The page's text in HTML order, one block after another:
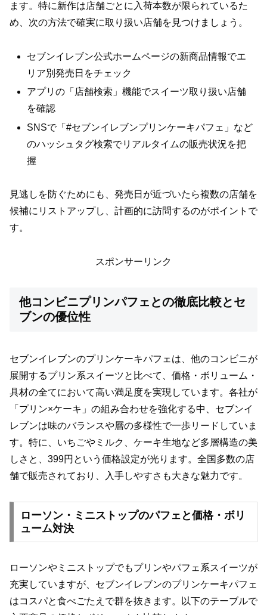
ます。特に新作は店舗ごとに入荷本数が限られているた
め、次の方法で確実に取り扱い店舗を見つけましょう。
セブンイレブン公式ホームページの新商品情報でエ
リア別発売日をチェック
アプリの「店舗検索」機能でスイーツ取り扱い店舗
を確認
SNSで「#セブンイレブンプリンケーキパフェ」など
のハッシュタグ検索でリアルタイムの販売状況を把
握
見逃しを防ぐためにも、発売日が近づいたら複数の店舗を
候補にリストアップし、計画的に訪問するのがポイントで
す。
スポンサーリンク
他コンビニプリンパフェとの徹底比較とセ
ブンの優位性
セブンイレブンのプリンケーキパフェは、他のコンビニが
展開するプリン系スイーツと比べて、価格・ボリューム・
具材の全てにおいて高い満足度を実現しています。各社が
「プリン×ケーキ」の組み合わせを強化する中、セブンイ
レブンは味のバランスや層の多様性で一歩リードしていま
す。特に、いちごやミルク、ケーキ生地など多層構造の美
しさと、399円という価格設定が光ります。全国多数の店
舗で販売されており、入手しやすさも大きな魅力です。
ローソン・ミニストップのパフェと価格・ボリ
ューム対決
ローソンやミニストップでもプリンやパフェ系スイーツが
充実していますが、セブンイレブンのプリンケーキパフェ
はコスパと食べごたえで群を抜きます。以下のテーブルで